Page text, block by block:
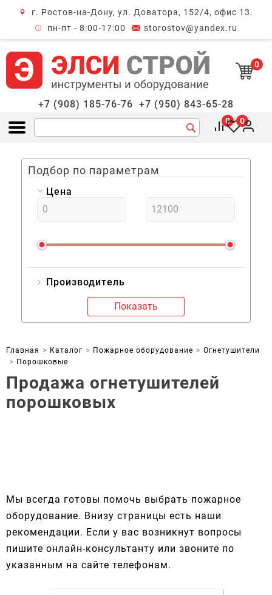
г. Ростов-на-Дону, ул. Доватора, 152/4, офис 13.
пн-пт - 8:00-17:00
storostov@yandex.ru
0
+7 (908) 185-76-76 +7 (950) 843-65-28
Открыть меню
0 0
Подбор по параметрам
Цена
Производитель
Показать
Главная Каталог Пожарное оборудование
Огнетушители
Порошковые
Продажа огнетушителей
порошковых
Мы всегда готовы помочь выбрать пожарное
оборудование. Внизу страницы есть наши
рекомендации. Если у вас возникнут вопросы
пишите онлайн-консультанту или звоните по
указанным на сайте телефонам.